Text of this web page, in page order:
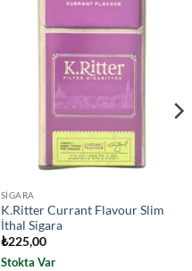
SIGARA
K.Ritter Currant Flavour Slim
İthal Sigara
₺225,00
Stokta Var